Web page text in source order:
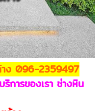
ง 096-2359497
การของเรา ช่างหิน